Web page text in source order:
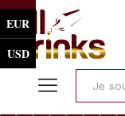
EUR
USD